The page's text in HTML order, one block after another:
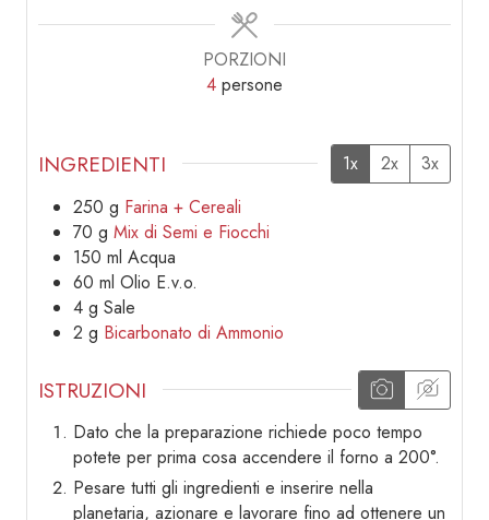
PORZIONI
4 persone
INGREDIENTI 1x 2x
3x
250 g Farina + Cereali
70 g Mix di Semi e Fiocchi
150 ml Acqua
60 ml Olio E.v.o.
4 g Sale
2 g Bicarbonato di Ammonio
ISTRUZIONI
Dato che la preparazione richiede poco tempo
potete per prima cosa accendere il forno a 200°.
Pesare tutti gli ingredienti e inserire nella
planetaria, azionare e lavorare fino ad ottenere un